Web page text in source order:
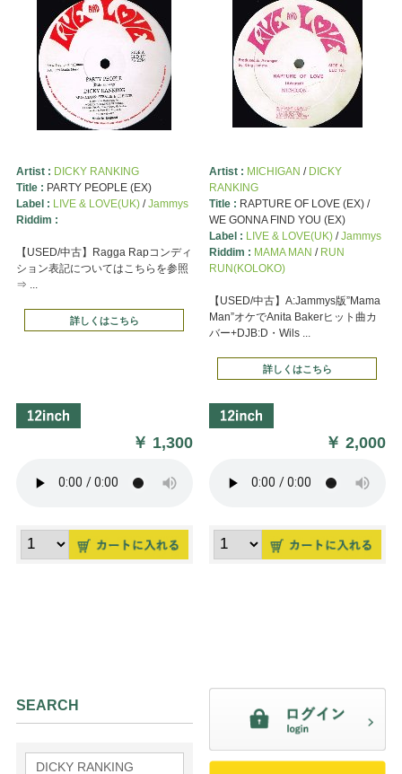
Artist : DICKY RANKING
Title : PARTY PEOPLE (EX)
Label : LIVE & LOVE(UK)/Jammys
Riddim :
【USED/中古】Ragga Rapコンディ
ション表記についてはこちらを参照
⇒ ...
詳しくはこちら
￥ 1,300
Artist : MICHIGAN / DICKY
RANKING
Title : RAPTURE OF LOVE (EX) /
WE GONNA FIND YOU (EX)
Label : LIVE & LOVE(UK)/Jammys
Riddim : MAMA MAN / RUN
RUN(KOLOKO)
【USED/中古】A:Jammys版”Mama
Man”オケでAnita Bakerヒット曲カ
バー+DJB:D・Wils ...
詳しくはこちら
￥2,000
SEARCH